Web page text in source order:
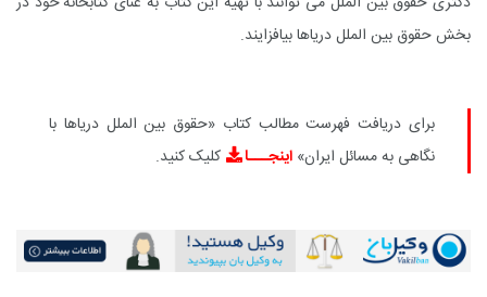
بخش حقوق بین الملل دریاها بیافزایند.
برای دریافت فهرست مطالب کتاب «حقوق بین الملل دریاها با
نگاهی به مسائل ایران» اینجـــا کلیک کنید.